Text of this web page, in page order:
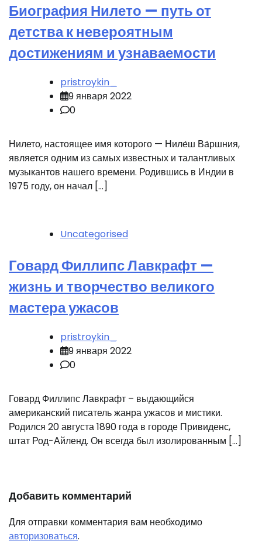
Биография Нилето — путь от
детства к невероятным
достижениям и узнаваемости
pristroykin_
9 января 2022
0
Нилето, настоящее имя которого — Ниле́ш Ва́ршния,
является одним из самых известных и талантливых
музыкантов нашего времени. Родившись в Индии в
1975 году, он начал […]
Uncategorised
Говард Филлипс Лавкрафт —
жизнь и творчество великого
мастера ужасов
pristroykin_
9 января 2022
0
Говард Филлипс Лавкрафт – выдающийся
американский писатель жанра ужасов и мистики.
Родился 20 августа 1890 года в городе Привиденс,
штат Род-Айленд. Он всегда был изолированным […]
Добавить комментарий
Для отправки комментария вам необходимо
авторизоваться.